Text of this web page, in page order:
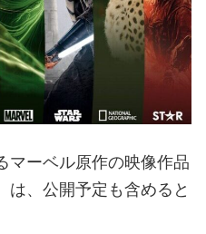
マーベル原作の映像作品
は、公開予定も含めると